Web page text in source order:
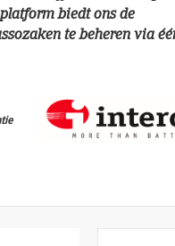
biedt ons de
te beheren via